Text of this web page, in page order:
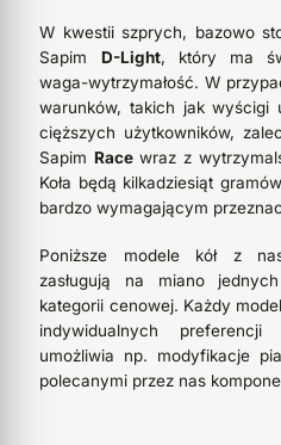
W kwestii szprych, bazowo
Sapim D-Light, który ma
waga-wytrzymałość. W
warunków, takich jak wyścigi
cięższych użytkowników,
Sapim Racewraz z
Koła będą kilkadziesiąt
bardzo wymagającym
Poniższe modele kół z
zasługują na miano
kategorii cenowej. Każdy
indywidualnych
umożliwia np. modyfikacje
polecanymi przez nas